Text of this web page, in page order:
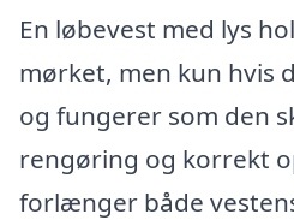
En løbevest med lys
mørket, men kun hvis
og fungerer som den
rengøring og korrekt
forlænger både